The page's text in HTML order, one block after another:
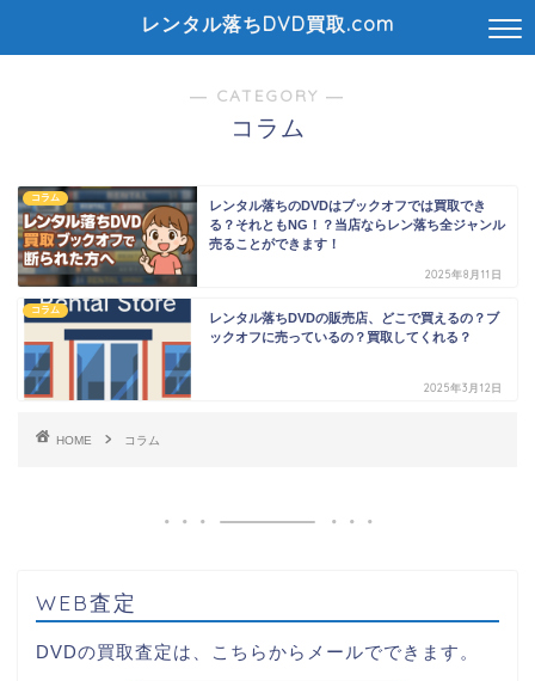
レンタル落ちDVD買取.com
― CATEGORY ―
コラム
コラム
レンタル落ちのDVDはブックオフでは買取でき
る？それともNG！？当店ならレン落ち全ジャンル
売ることができます！
2025年8月11日
コラム
レンタル落ちDVDの販売店、どこで買えるの？ブ
ックオフに売っているの？買取してくれる？
2025年3月12日
HOME コラム
WEB査定
DVDの買取査定は、こちらからメールでできます。